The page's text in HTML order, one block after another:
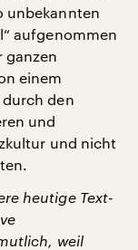
unbekannten
aufgenommen
ganzen
einem
durch den
und
und nicht
heutige Text-
weil